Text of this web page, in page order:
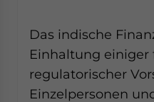
Das indische
Einhaltung einiger
regulatorischer
Einzelpersonen